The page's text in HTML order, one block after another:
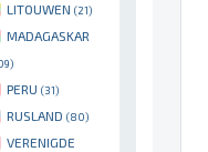
LITOUWEN (21)
MADAGASKAR
PERU (31)
RUSLAND (80)
VERENIGDE